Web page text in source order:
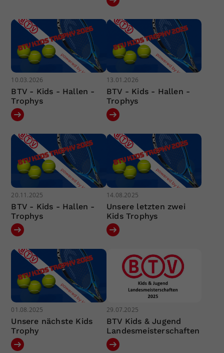
10.03.2026
BTV - Kids - Hallen -
Trophys
13.01.2026
BTV - Kids - Hallen -
Trophys
20.11.2025
BTV - Kids - Hallen -
Trophys
14.08.2025
Unsere letzten zwei
Kids Trophys
01.08.2025
Unsere nächste Kids
Trophy
29.07.2025
BTV Kids & Jugend
Landesmeisterschaften